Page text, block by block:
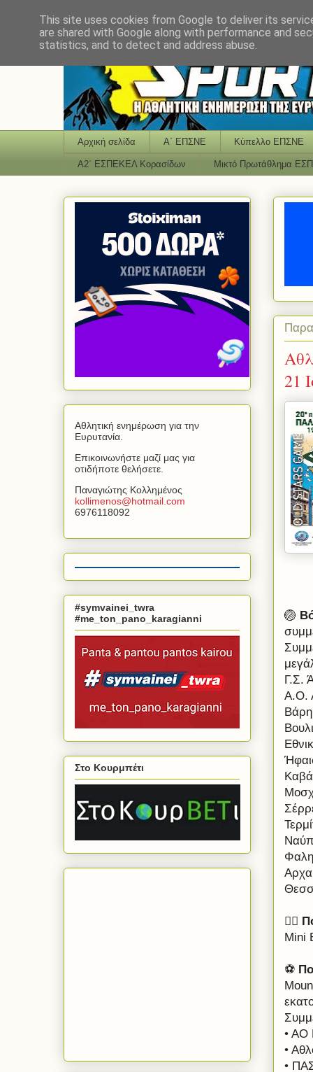
Αρχική σελίδα Α΄ ΕΠΣΝΕ Κύπελλο ΕΠΣΝΕ
Α2΄ ΕΣΠΕΚΕΛ Κορασίδων Μικτό Πρωτάθλημα
21
🏐
Γ.Σ.
Α.Ο.
Βάρη
🚴‍♂️
Mini
⚽
• ΑΟ
•
•
Αθλητική ενημέρωση για την
Ευρυτανία.
Επικοινωνήστε μαζί μας για
οτιδήποτε θελήσετε.
Παναγιώτης Κολλημένος
kollimenos@hotmail com
6976118092
#symvainei_twra
#me_ton_pano_karagianni
Στο Κουρμπέτι
This site uses cookies from Google to deliver its
are shared with Google along with performance and
statistics, and to detect and address abuse.